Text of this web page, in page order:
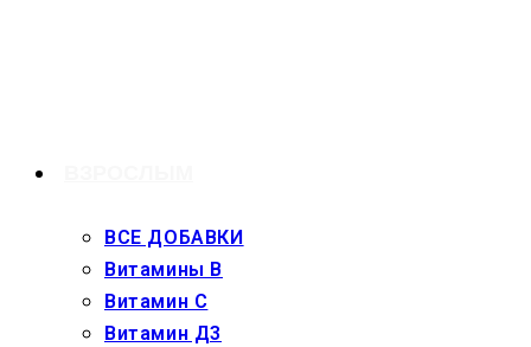
ВСЕ ДОБАВКИ
Витамины В
Витамин С
Витамин Д3